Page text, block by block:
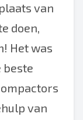
van
doen,
Het was
beste
van